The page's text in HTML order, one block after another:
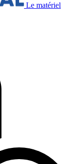
Le matériel